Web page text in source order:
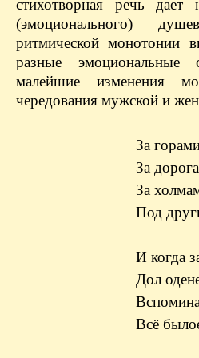
стихотворная речь дает
(эмоционального)
ритмической монотонии
разные эмоциональные
малейшие изменения
чередования мужской и
За
За
За
Под
И когда
Дол
Всё